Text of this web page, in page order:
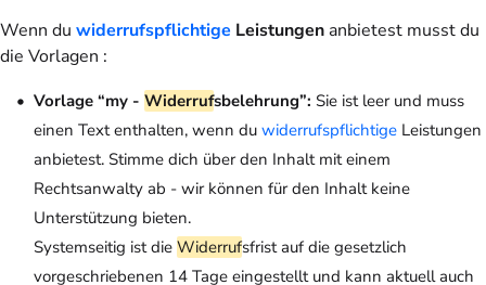
Wenn du widerrufspflichtige Leistungen anbietest musst du
die Vorlagen :
Vorlage “my - Widerrufsbelehrung”: Sie ist leer und muss
einen Text enthalten, wenn du widerrufspflichtige Leistungen
anbietest. Stimme dich über den Inhalt mit einem
Rechtsanwalty ab - wir können für den Inhalt keine
Unterstützung bieten.
Systemseitig ist die Widerrufsfrist auf die gesetzlich
vorgeschriebenen 14 Tage eingestellt und kann aktuell auch